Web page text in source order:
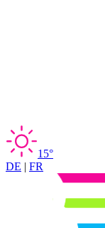
15°
DE | FR